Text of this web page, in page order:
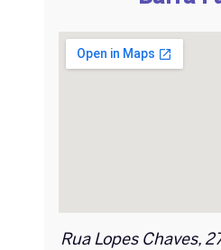
Rua Lopes Chaves,